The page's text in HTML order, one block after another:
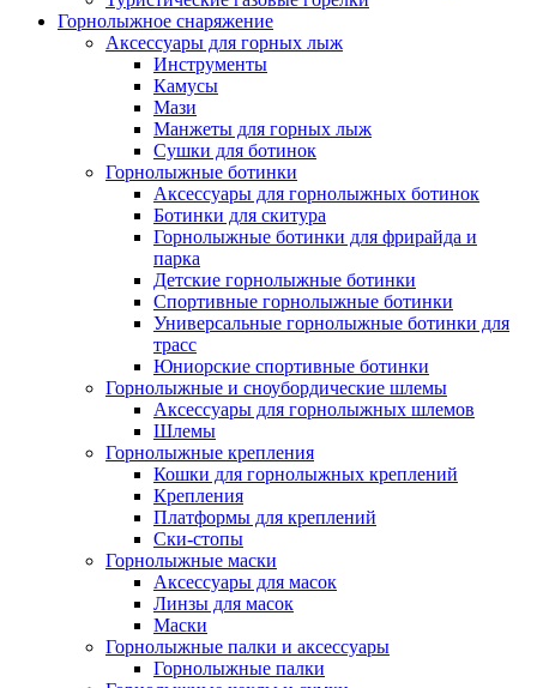
Горнолыжное снаряжение
Аксессуары для горных лыж
Инструменты
Камусы
Мази
Манжеты для горных лыж
Сушки для ботинок
Горнолыжные ботинки
Аксессуары для горнолыжных ботинок
Ботинки для скитура
Горнолыжные ботинки для фрирайда и
парка
Детские горнолыжные ботинки
Спортивные горнолыжные ботинки
Универсальные горнолыжные ботинки для
трасс
Юниорские спортивные ботинки
Горнолыжные и сноубордические шлемы
Аксессуары для горнолыжных шлемов
Шлемы
Горнолыжные крепления
Кошки для горнолыжных креплений
Крепления
Платформы для креплений
Ски-стопы
Горнолыжные маски
Аксессуары для масок
Линзы для масок
Маски
Горнолыжные палки и аксессуары
Горнолыжные палки